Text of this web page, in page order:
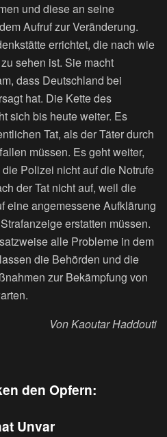
und diese an seine
Aufruf zur Veränderung.
errichtet, die nach wie
sehen ist. Sie macht
dass Deutschland bei
hat. Die Kette des
sich bis heute weiter. Es
Tat, als der Täter durch
müssen. Es geht weiter,
Polizei nicht auf die Notrufe
der Tat nicht auf, weil die
eine angemessene Aufklärung
erstatten müssen.
alle Probleme in dem
die Behörden und die
zur Bekämpfung von
Von Kaoutar Haddouti
den Opfern:
Unvar